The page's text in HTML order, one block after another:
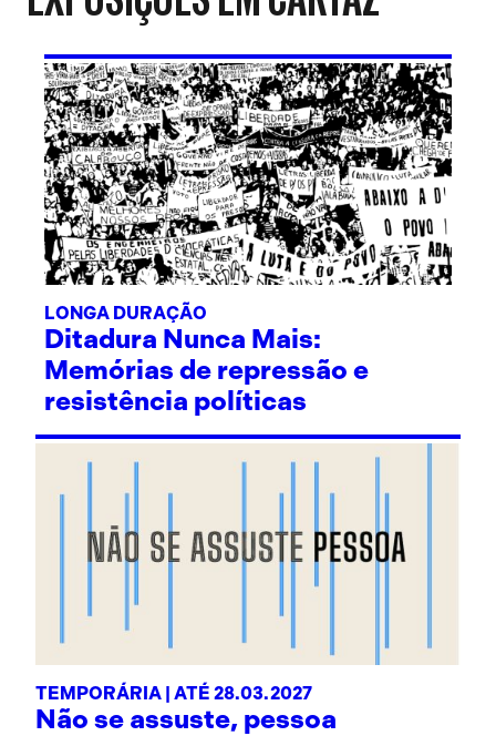
LONGA DURAÇÃO
Ditadura Nunca Mais:
Memórias de repressão e
resistência políticas
TEMPORÁRIA | ATÉ 28.03.2027
Não se assuste, pessoa